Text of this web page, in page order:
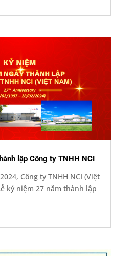
lập Công ty TNHH NCI
Công ty TNHH NCI (Việt
kỷ niệm 27 năm thành lập